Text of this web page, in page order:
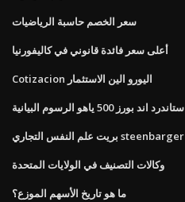
سعر الخصم حاسبة الرياضيات
أعلى سعر فائدة قانوني في كاليفورنيا
Cotizacion اليورو الين الاستثمار
ستاندرد اند بورز 500 ياهو الرسوم البيانية
وكالات التصنيف في الولايات المتحدة
ما هو تاريخ الأسهم الموزع؟